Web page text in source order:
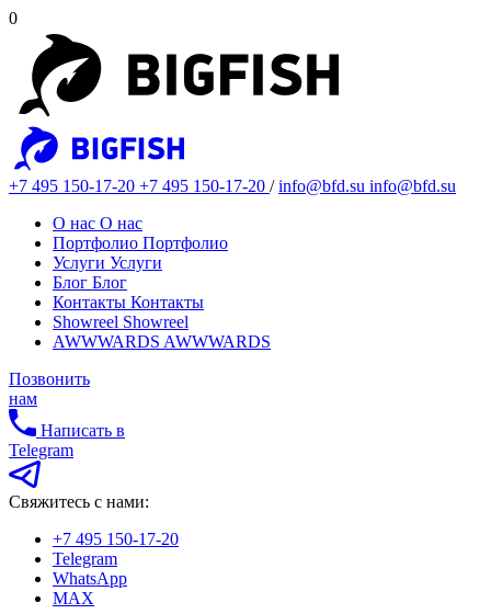
0
+7 495 150-17-20 +7 495 150-17-20 /info@bfd.su info@bfd.su
О нас О нас
Портфолио Портфолио
Услуги Услуги
Блог Блог
Контакты Контакты
Showreel Showreel
AWWWARDS AWWWARDS
Позвонить
нам
Написать в
Telegram
Свяжитесь с нами:
+7 495 150-17-20
Telegram
WhatsApp
MAX